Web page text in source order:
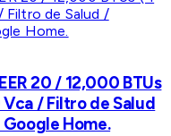
20 / 12,000 BTUs
Vca / Filtro de Salud
Home.